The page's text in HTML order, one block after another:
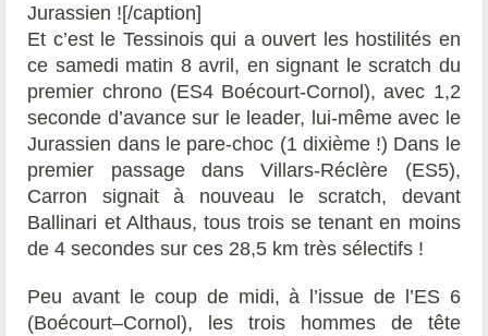
Jurassien ![/caption]
Et c’est le Tessinois qui a ouvert les hostilités en
ce samedi matin 8 avril, en signant le scratch du
premier chrono (ES4 Boécourt-Cornol), avec 1,2
seconde d’avance sur le leader, lui-même avec le
Jurassien dans le pare-choc (1 dixième !) Dans le
premier passage dans Villars-Réclère (ES5),
Carron signait à nouveau le scratch, devant
Ballinari et Althaus, tous trois se tenant en moins
de 4 secondes sur ces 28,5 km très sélectifs !
Peu avant le coup de midi, à l’issue de l’ES 6
(Boécourt–Cornol), les trois hommes de tête